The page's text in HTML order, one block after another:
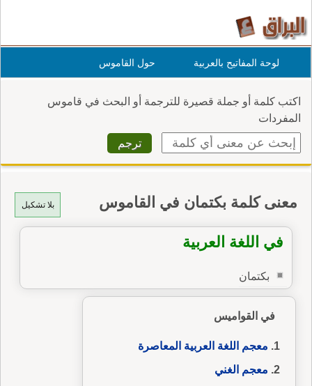
لوحة المفاتيح بالعربية حول القاموس
اكتب كلمة أو جملة قصيرة للترجمة أو البحث في قاموس
المفردات
بلا تشكيل معنى كلمة بكتمان في القاموس
في اللغة العربية
بكتمان
في القواميس
معجم اللغة العربية المعاصرة
معجم الغني